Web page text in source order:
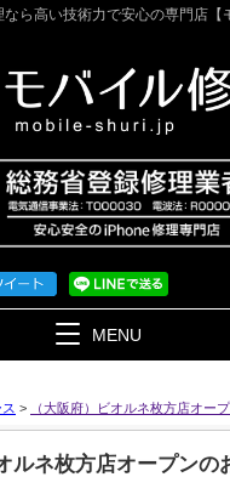
ら高い技術力で安心の専門店【
MENU
> （大阪府）ビオルネ枚方店オー
ルネ枚方店オープンの